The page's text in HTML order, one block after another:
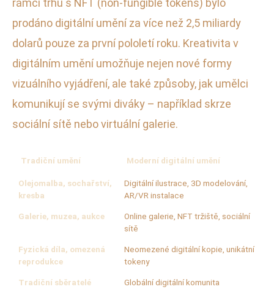
rámci trhu s NFT (non-fungible tokens) bylo
prodáno digitální umění za více než 2,5 miliardy
dolarů pouze za první pololetí roku. Kreativita v
digitálním umění umožňuje nejen nové formy
vizuálního vyjádření, ale také způsoby, jak umělci
komunikují se svými diváky – například skrze
sociální sítě nebo virtuální galerie.
Tradiční umění Moderní digitální umění
Olejomalba, sochařství,
kresba
Digitální ilustrace, 3D modelování,
AR/VR instalace
Galerie, muzea, aukce
Online galerie, NFT tržiště, sociální
sítě
Fyzická díla, omezená
reprodukce
Neomezené digitální kopie, unikátní
tokeny
Tradiční sběratelé Globální digitální komunita